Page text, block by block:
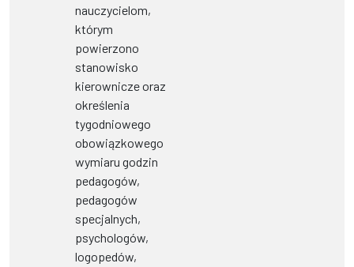
nauczycielom,
którym
powierzono
stanowisko
kierownicze oraz
określenia
tygodniowego
obowiązkowego
wymiaru godzin
pedagogów,
pedagogów
specjalnych,
psychologów,
logopedów,